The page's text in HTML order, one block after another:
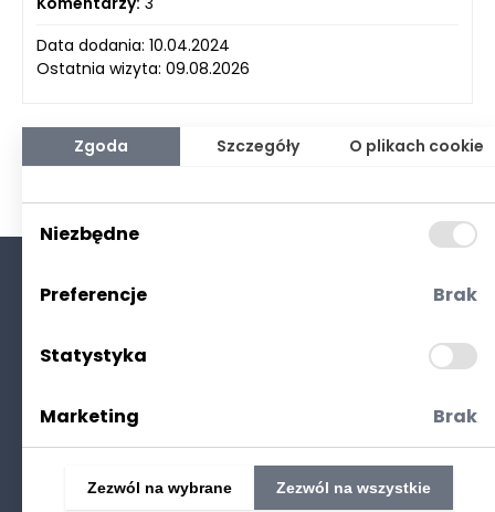
Data dodania: 10.04.2024
Ostatnia wizyta: 09.08.2026
Polityka prywatności
Zgoda Szczegóły O plikach cookie
Niezbędne
Preferencje Brak
Statystyka
Marketing Brak
Zezwól na wybrane Zezwól na wszystkie